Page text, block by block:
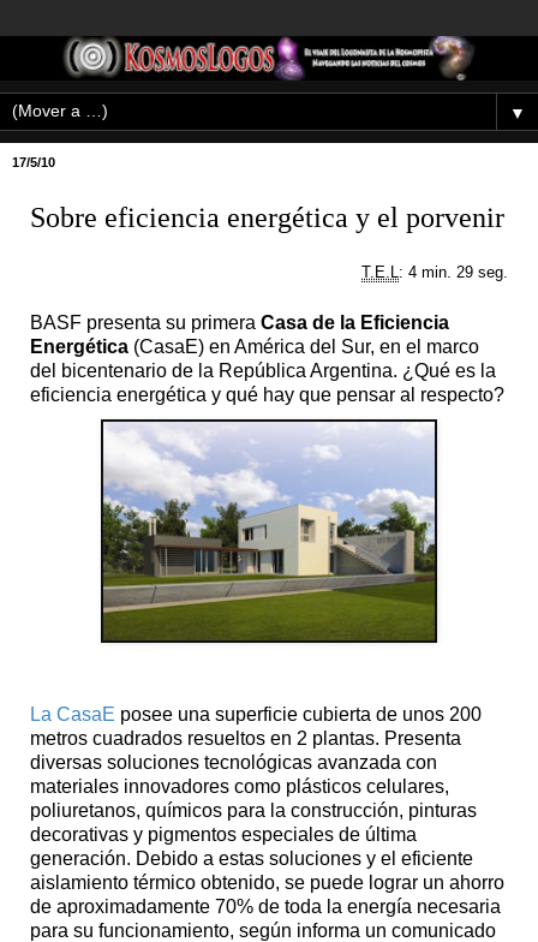
▼
17/5/10
Sobre eficiencia energética y el porvenir
T.E.L : 4 min. 29 seg.
BASF presenta su primera Casa de la Eficiencia
Energética (CasaE) en América del Sur, en el marco
del bicentenario de la República Argentina. ¿Qué es la
eficiencia energética y qué hay que pensar al respecto?
La CasaE posee una superficie cubierta de unos 200
metros cuadrados resueltos en 2 plantas. Presenta
diversas soluciones tecnológicas avanzada con
materiales innovadores como plásticos celulares,
poliuretanos, químicos para la construcción, pinturas
decorativas y pigmentos especiales de última
generación. Debido a estas soluciones y el eficiente
aislamiento térmico obtenido, se puede lograr un ahorro
de aproximadamente 70% de toda la energía necesaria
para su funcionamiento, según informa un comunicado